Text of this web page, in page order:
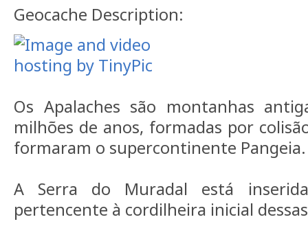
Geocache Description:
Os Apalaches são montanhas
milhões de anos, formadas por
formaram o supercontinente Pangeia.
A Serra do Muradal está
pertencente à cordilheira inicial